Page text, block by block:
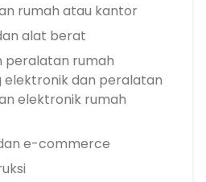
rumah atau kantor
alat berat
peralatan rumah
elektronik dan peralatan
elektronik rumah
e-commerce